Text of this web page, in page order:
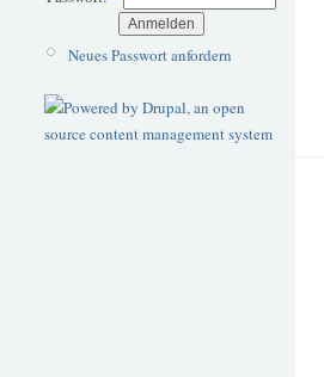
Neues Passwort anfordern